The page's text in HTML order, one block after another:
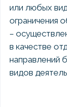
или любых
ограничения
–
в качестве
направлений
видов